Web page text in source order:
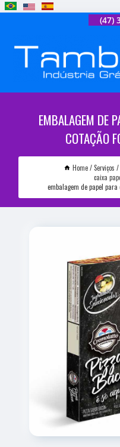
(47)
EMBALAGEM DE
COTAÇÃO
Home Serviços
caixa
embalagem de papel para